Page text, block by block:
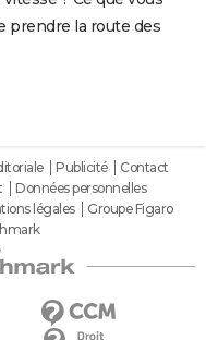
prendre la route des
Publicité
Contact
Données personnelles
légales
Groupe Figaro